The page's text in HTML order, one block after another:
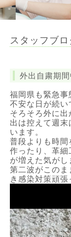
スタッフブロ
外出自粛期
福岡県も緊急
不安な日が続
そろそろ外に
出は控えて週
います。
普段よりも時間
作ったり、革細
が増えた気が
第二波がこの
き感染対策頑張